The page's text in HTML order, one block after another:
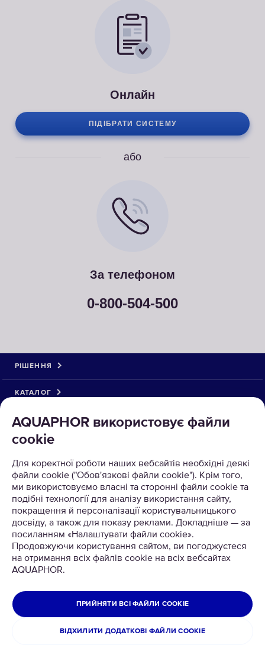
Онлайн
ПІДІБРАТИ СИСТЕМУ
або
За телефоном
0-800-504-500
AQUAPHOR використовує файли
cookie
Для коректної роботи наших вебсайтів необхідні деякі
файли cookie ("Обов'язкові файли cookie"). Крім того,
ми використовуємо власні та сторонні файли cookie та
подібні технології для аналізу використання сайту,
покращення й персоналізації користувальницького
досвіду, а також для показу реклами. Докладніше — за
посиланням «Налаштувати файли cookie».
Продовжуючи користування сайтом, ви погоджуєтеся
на отримання всіх файлів cookie на всіх вебсайтах
AQUAPHOR.
ВІДХИЛИТИ ДОДАТКОВІ ФАЙЛИ COOKIE
ПРИЙНЯТИ ВСІ ФАЙЛИ COOKIE
РІШЕННЯ
КАТАЛОГ
ПРО КОМПАНІЮ
МОЖНА РОЗРАХОВУВАТИСЯ
Всі права захищені
Політика конфіденційності
Офіційна заява Aquaphor Україна
Умови використання сайту